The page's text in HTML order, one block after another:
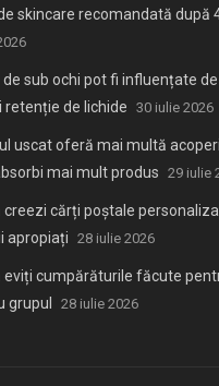
skincare recomandată după
de sub ochi pot fi influențate
retenție de lichide 30 iulie 2026
uscat oferă mai multă
mai mult produs 29 iulie
creezi cărți poștale
apropiați
28 iulie 2026
eviți cumpărăturile făcute
grupul
28 iulie 2026